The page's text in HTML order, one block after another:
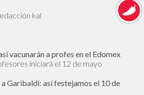
kal
vacunarán a profes en el Edomex
iniciará el 12 de mayo
Garibaldi: así festejamos el 10 de